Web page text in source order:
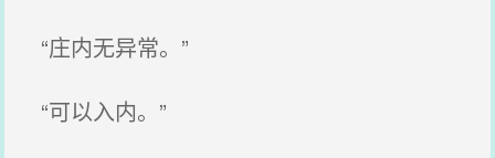
“庄内无异常。”
“可以入内。”